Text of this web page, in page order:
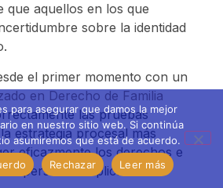
que aquellos en los que
sobre la identidad
el primer momento con un
en Derecho de Familia
las pruebas
estrategia procesal más
eficazmente los derechos e
personas implicadas.
para asegurar que damos la mejor
en nuestro sitio web. Si continúa
asumiremos que está de acuerdo.
Rechazar Leer más